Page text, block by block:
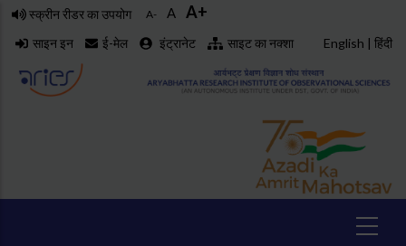
Skip
content
स्क्रीन रीडर का उपयोग A- A A+
साइन इन ई-मेल इंट्रानेट साइट का नक्शा English | हिंदी